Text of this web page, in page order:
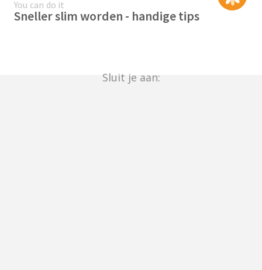
You can do it
Sneller slim worden - handige tips
Sluit je aan: